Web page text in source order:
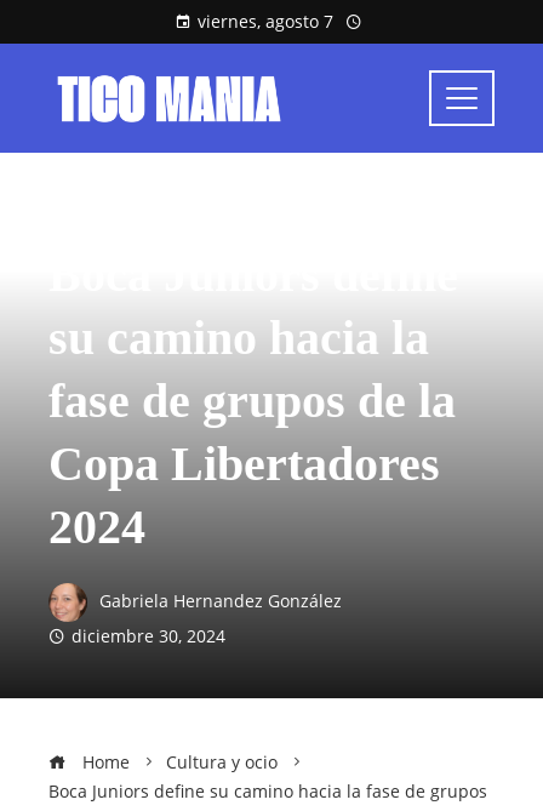
viernes, agosto 7
su camino hacia la
fase de grupos de la
Copa Libertadores
2024
Gabriela Hernandez González
diciembre 30, 2024
Home
Cultura y ocio
Boca Juniors define su camino hacia la fase de grupos